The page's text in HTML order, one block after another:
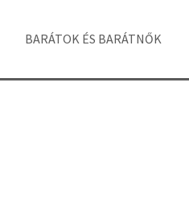
BARÁTOK ÉS BARÁTNŐK